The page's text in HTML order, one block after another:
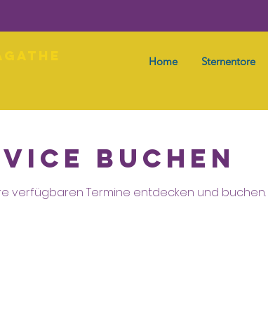
Home Sternentore
buchen
verfügbaren Termine entdecken und buchen.